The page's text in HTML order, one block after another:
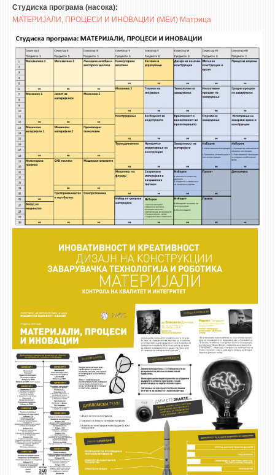
3DFindIT
WATERBRIDGING
CIRASIM
ENERGET
AIR QUALITY MODELLING
АКТИ
АКТИ
ИНФОРМАЦИИ ОД ЈАВЕН КАРАКТЕР
АНКЕТИ И САМОЕВАЛУАЦИИ
ЗАВРШНИ СМЕТКИ
ТЕЛЕФОНСКИ ИМЕНИК
ALUMNI MFS
ИЗВЕСТУВАЊА
НАСТАВЕН КАДАР
РЕДОВНИ ПРОФ.
ВОНРЕДНИ ПРОФ.
ДОЦЕНТИ
АСИСТЕНТИ
ЛЕКТОРИ
ЛАБОРАНТИ
ПЕНЗИОНИРАН КАДАР
IN MEMORIAM
Студиска програма (насока):
МАТЕРИЈАЛИ, ПРОЦЕСИ И ИНОВАЦИИ (МЕИ) Матрица